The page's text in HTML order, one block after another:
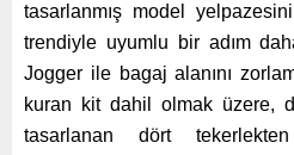
tasarlanmış model
trendiyle uyumlu bir adım
Jogger ile bagaj alanını
kuran kit dahil olmak üzere,
tasarlanan dört